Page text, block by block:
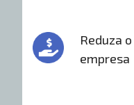
Reduza
empresa